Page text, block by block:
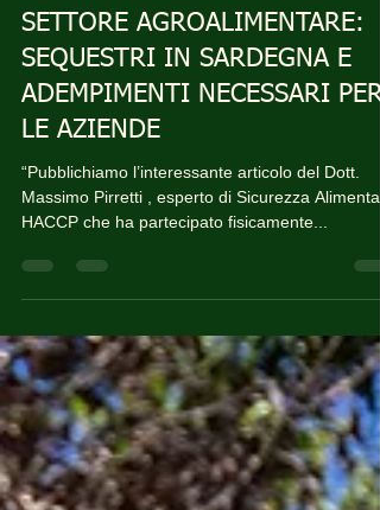
20 mag 2025
Tempo di lettura: 6 min
LA RINTRACCIABILITÀ NEL
SETTORE AGROALIMENTARE:
SEQUESTRI IN SARDEGNA E
ADEMPIMENTI NECESSARI PER
LE AZIENDE
“Pubblichiamo l’interessante articolo del Dott.